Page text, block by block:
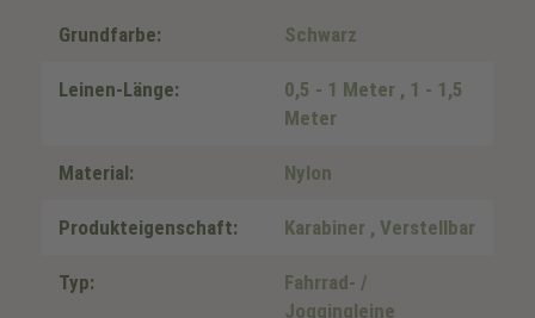
Grundfarbe: Schwarz
Leinen-Länge: 0,5 - 1 Meter , 1 - 1,5
Meter
Material: Nylon
Produkteigenschaft: Karabiner , Verstellbar
Typ:
Fahrrad- /
Joggingleine